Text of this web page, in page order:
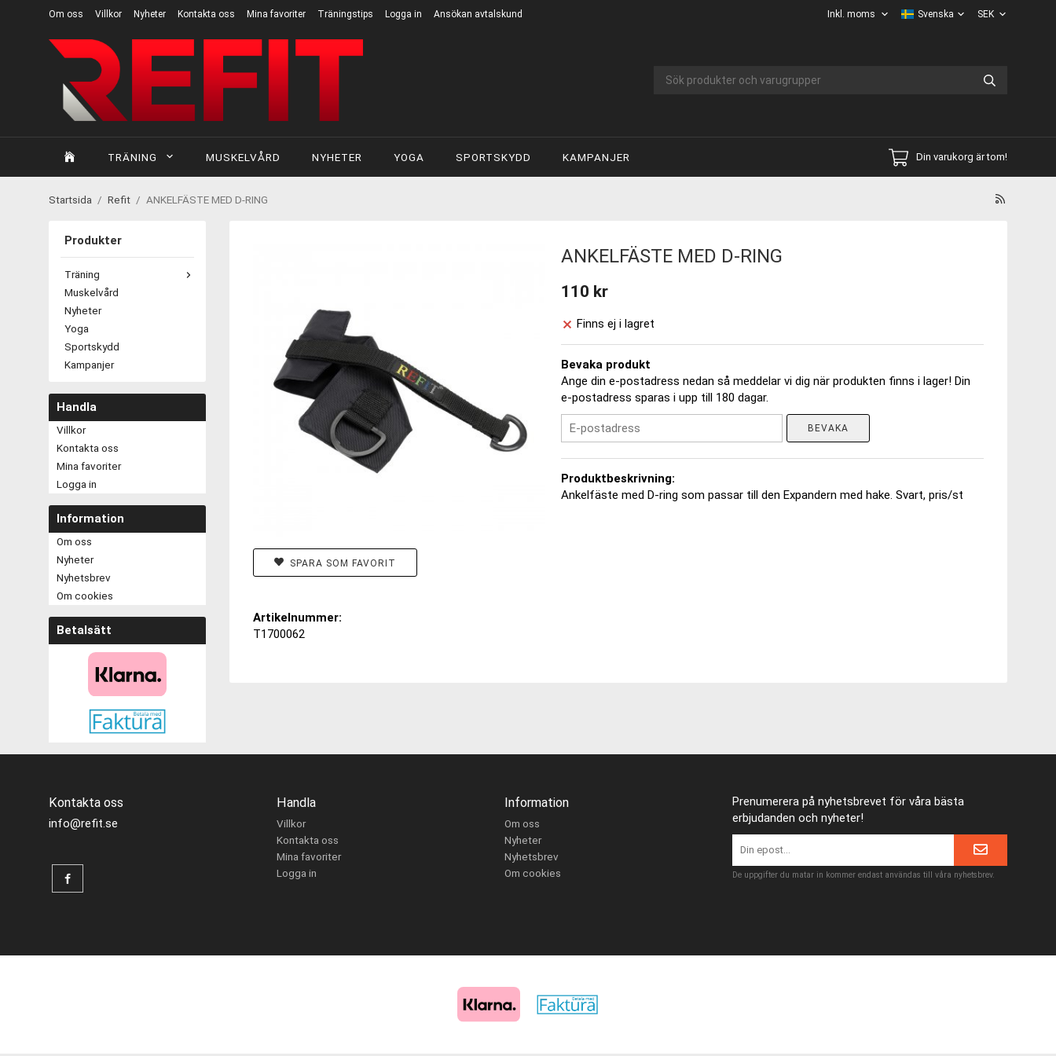
Om oss Villkor Nyheter Kontakta oss Mina favoriter Träningstips Logga in Ansökan avtalskund
TRÄNING MUSKELVÅRD NYHETER YOGA SPORTSKYDD KAMPANJER Din varukorg är tom!
Startsida / Refit / ANKELFÄSTE MED D-RING
Produkter
Träning
Muskelvård
Nyheter
Yoga
Sportskydd
Kampanjer
Handla
Villkor
Kontakta oss
Mina favoriter
Logga in
Information
Om oss
Nyheter
Nyhetsbrev
Om cookies
Betalsätt
ANKELFÄSTE MED D-RING
110 kr
Finns ej i lagret
Bevaka produkt
Ange din e-postadress nedan så meddelar vi dig när produkten finns i lager! Din
e-postadress sparas i upp till 180 dagar.
BEVAKA
Produktbeskrivning:
Ankelfäste med D-ring som passar till den Expandern med hake. Svart, pris/st
SPARA SOM FAVORIT
Artikelnummer:
T1700062
Kontakta oss
info@refit.se
Handla
Villkor
Kontakta oss
Mina favoriter
Logga in
Information
Om oss
Nyheter
Nyhetsbrev
Om cookies
Prenumerera på nyhetsbrevet för våra bästa
erbjudanden och nyheter!
De uppgifter du matar in kommer endast användas till våra nyhetsbrev.